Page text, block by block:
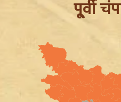
Mayawati on SP: गिरगिट की
ब्राह्मणों को लुभाने के लिए
पू्र्वी